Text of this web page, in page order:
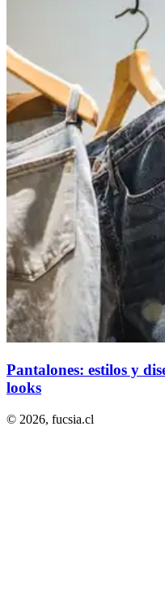
Pantalones: estilos y
looks
© 2026, fucsia.cl